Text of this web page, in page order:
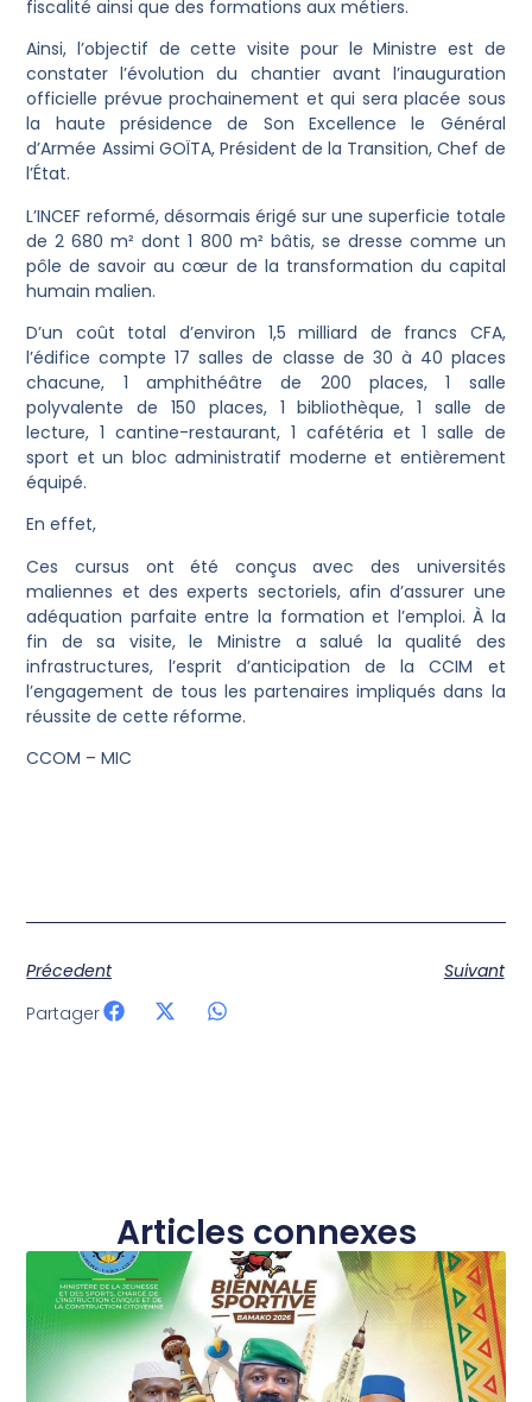
fiscalité ainsi que des formations aux métiers.
Ainsi, l’objectif de cette visite pour le Ministre est de
constater l’évolution du chantier avant l’inauguration
officielle prévue prochainement et qui sera placée sous
la haute présidence de Son Excellence le Général
d’Armée Assimi GOÏTA, Président de la Transition, Chef de
l’État.
L’INCEF reformé, désormais érigé sur une superficie totale
de 2 680 m² dont 1 800 m² bâtis, se dresse comme un
pôle de savoir au cœur de la transformation du capital
humain malien.
D’un coût total d’environ 1,5 milliard de francs CFA,
l’édifice compte 17 salles de classe de 30 à 40 places
chacune, 1 amphithéâtre de 200 places, 1 salle
polyvalente de 150 places, 1 bibliothèque, 1 salle de
lecture, 1 cantine-restaurant, 1 cafétéria et 1 salle de
sport et un bloc administratif moderne et entièrement
équipé.
En effet,
Ces cursus ont été conçus avec des universités
maliennes et des experts sectoriels, afin d’assurer une
adéquation parfaite entre la formation et l’emploi. À la
fin de sa visite, le Ministre a salué la qualité des
infrastructures, l’esprit d’anticipation de la CCIM et
l’engagement de tous les partenaires impliqués dans la
réussite de cette réforme.
CCOM – MIC
Précedent
Suivant
Partager
Articles connexes